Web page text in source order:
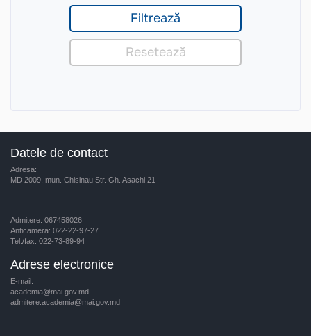
Datele de contact
Adresa:
MD 2009, mun. Chisinau Str. Gh. Asachi 21
Admitere: 067458026
Anticamera: 022-22-97-27
Tel./fax: 022-73-89-94
Adrese electronice
E-mail:
academia@mai.gov.md
admitere.academia@mai.gov.md